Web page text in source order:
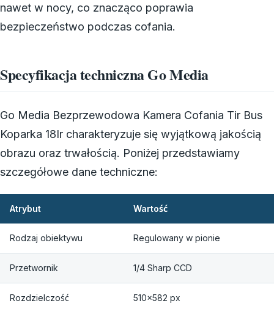
nawet w nocy, co znacząco poprawia
bezpieczeństwo podczas cofania.
Specyfikacja techniczna Go Media
Go Media Bezprzewodowa Kamera Cofania Tir Bus
Koparka 18Ir charakteryzuje się wyjątkową jakością
obrazu oraz trwałością. Poniżej przedstawiamy
szczegółowe dane techniczne:
Atrybut Wartość
Rodzaj obiektywu Regulowany w pionie
Przetwornik 1/4 Sharp CCD
Rozdzielczość 510×582 px